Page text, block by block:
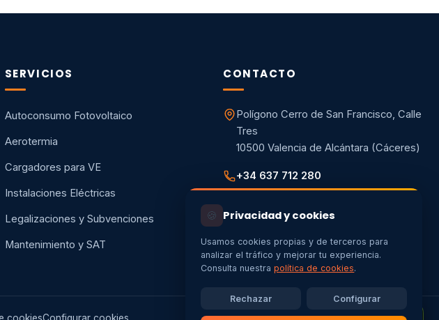
SERVICIOS
Autoconsumo Fotovoltaico
Aerotermia
Cargadores para VE
Instalaciones Eléctricas
Legalizaciones y Subvenciones
Mantenimiento y SAT
CONTACTO
Polígono Cerro de San Francisco, Calle
Tres
10500 Valencia de Alcántara (Cáceres)
+34 637 712 280
cookiesConfigurar cookies
🍪 Privacidad y cookies
Usamos cookies propias y de terceros para
analizar el tráfico y mejorar tu experiencia.
Consulta nuestrapolítica de cookies.
Rechazar Configurar